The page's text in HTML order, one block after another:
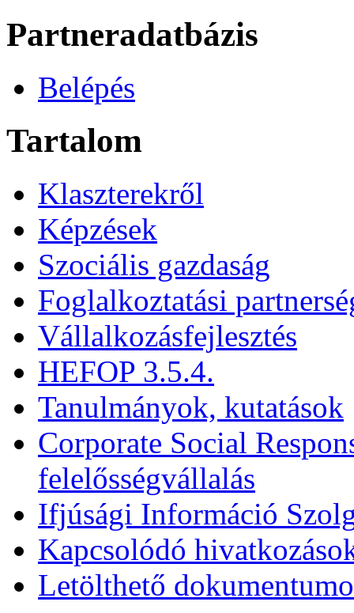
Partneradatbázis
Belépés
Tartalom
Klaszterekről
Képzések
Szociális gazdaság
Foglalkoztatási
Vállalkozásfejlesztés
HEFOP 3.5.4.
Tanulmányok, kutatások
Corporate Social
felelősségvállalás
Ifjúsági Információ
Kapcsolódó
Letölthető